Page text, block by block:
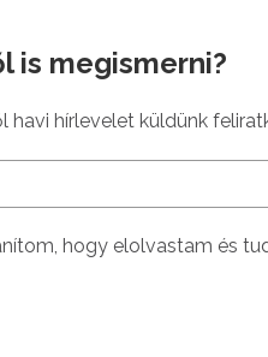
is megismerni?
havi hírlevelet küldünk
hogy elolvastam és